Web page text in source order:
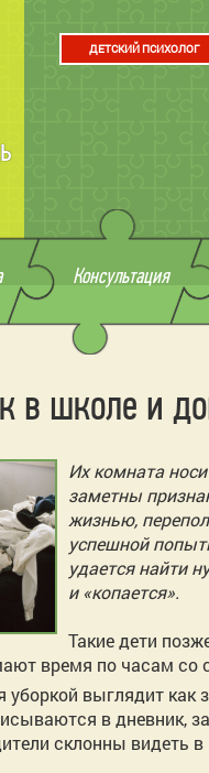
ДЕТСКИЙ ПСИХОЛОГ
Консультация
в школе и
Их комната
заметны
жизнью,
успешной
удается найти
и «копается».
Такие дети
время по часам со
выглядит
в дневник,
склонны видеть